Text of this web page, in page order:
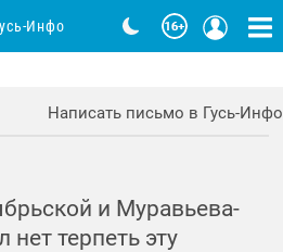
Написать письмо в Гусь-Инфо
и Муравьева-
нет терпеть эту
Инфо